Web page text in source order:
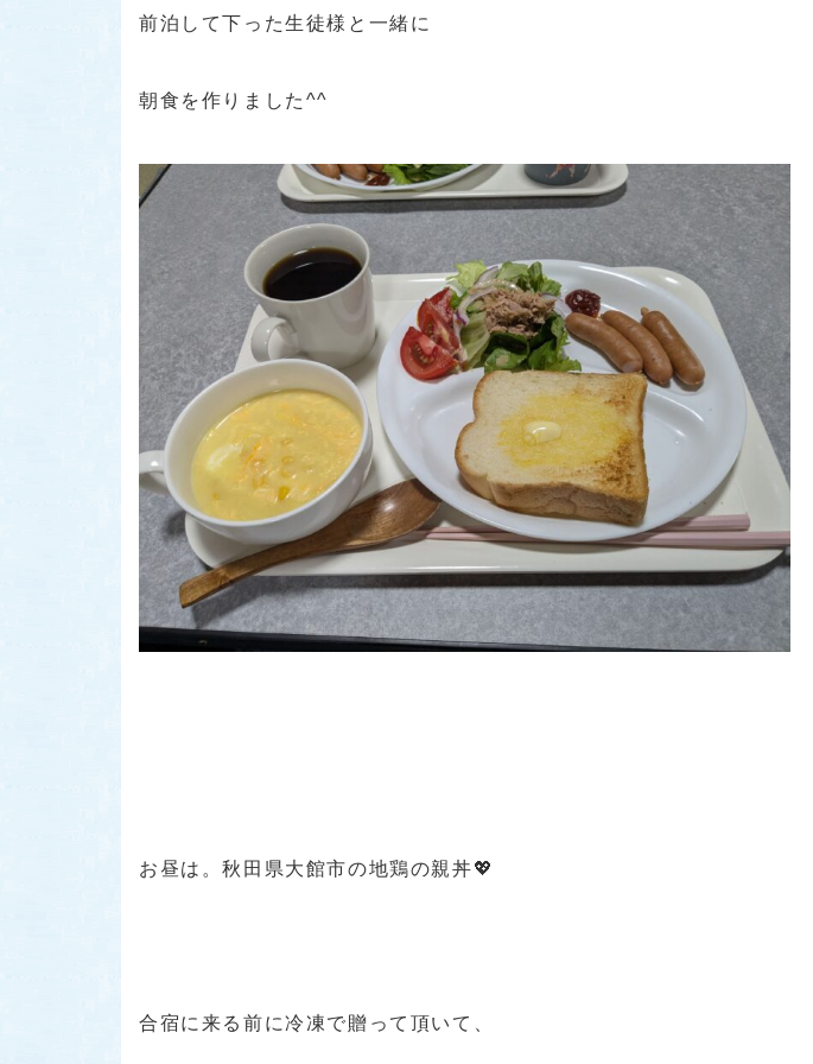
前泊して下った生徒様と一緒に
朝食を作りました^^
お昼は。秋田県大館市の地鶏の親丼💖
合宿に来る前に冷凍で贈って頂いて、